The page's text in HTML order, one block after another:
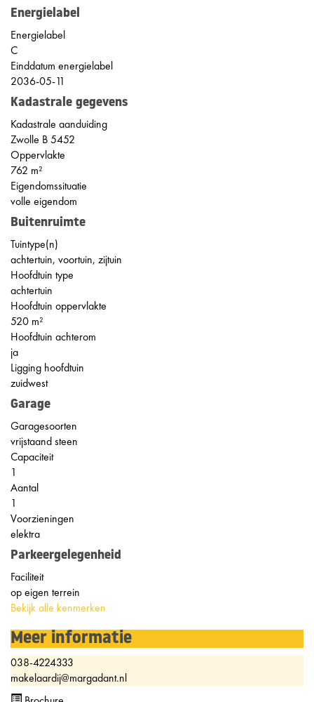
Energielabel
Energielabel
C
Einddatum energielabel
2036-05-11
Kadastrale gegevens
Kadastrale aanduiding
Zwolle B 5452
Oppervlakte
762 m²
Eigendomssituatie
volle eigendom
Buitenruimte
Tuintype(n)
achtertuin, voortuin, zijtuin
Hoofdtuin type
achtertuin
Hoofdtuin oppervlakte
520 m²
Hoofdtuin achterom
ja
Ligging hoofdtuin
zuidwest
Garage
Garagesoorten
vrijstaand steen
Capaciteit
1
Aantal
1
Voorzieningen
elektra
Parkeergelegenheid
Faciliteit
op eigen terrein
Bekijk alle kenmerken
Meer informatie
038-4224333
makelaardij@margadant.nl